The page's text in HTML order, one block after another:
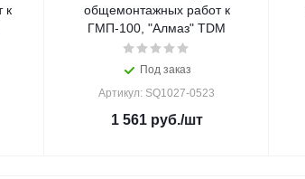
к
общемонтажных работ к
ГМП-100, "Алмаз" TDM
Под заказ
Артикул: SQ1027-0523
1 561руб./шт